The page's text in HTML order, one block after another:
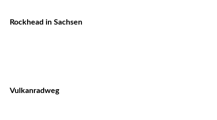
Rockhead in Sachsen
Vulkanradweg